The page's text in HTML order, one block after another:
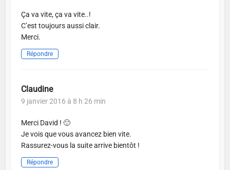
Ça va vite, ça va vite..!
C’est toujours aussi clair.
Merci.
Répondre
Claudine
9 janvier 2016 à 8 h 26 min
Merci David ! 🙂
Je vois que vous avancez bien vite.
Rassurez-vous la suite arrive bientôt !
Répondre